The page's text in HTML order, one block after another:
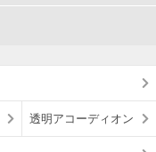
透明アコーディオン